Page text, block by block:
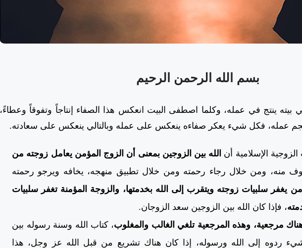
بسم الله الرحمن الرحيم
ينتج في عمله، وكلما اصطفى البيت انعكس هذا الصفاء إنتاجاً وتفوقاً وعطاءً،
عمله، فكل شيء يعكر صفاءه ينعكس على عمله وبالتالي ينعكس على سعادته.
الإسلامية أن الله بين الزوجين بمعنى أن الزوج المؤمن يعامل زوجته من
منه، ومن خلال رجاء رحمته ومن خلال تطبيق منهجه، يخافه ويرجو رحمته
يغفر سلبيات زوجته ويتقرب إلى الله بخدمتها، والزوجة المؤمنة تغفر سلبيات
، فإذا كان الله بين الزوجين سعد الزوجان.
مرجعية، وهذه المرجعية تلغي الغالب والمغلوب، كتاب الله وسنة رسوله بين
شيء ردوه إلى الله ورسوله، إذا كان هناك تشريع من قبل الله عز وجل، هذا